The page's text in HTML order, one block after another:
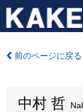
前のページに戻る
中村 哲